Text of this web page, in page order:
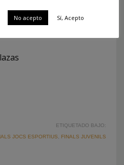
ETIQUETADO BAJO:
JOCS ESPORTIUS
FINALS JUVENILS
No acepto Sí, Acepto